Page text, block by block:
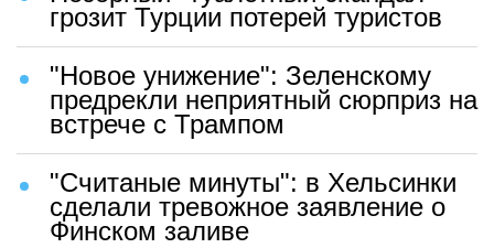
грозит Турции потерей туристов
"Новое унижение": Зеленскому
предрекли неприятный сюрприз на
встрече с Трампом
"Считаные минуты": в Хельсинки
сделали тревожное заявление о
Финском заливе